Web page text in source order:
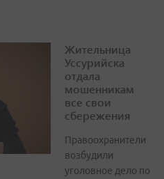
Жительница
Уссурийска
отдала
мошенникам
все свои
сбережения
Правоохранители
возбудили
уголовное дело по